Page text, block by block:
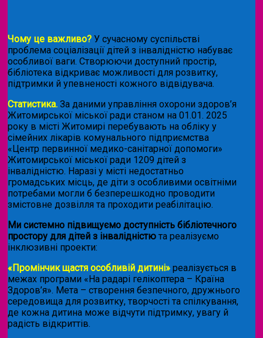
Чому це важливо? У сучасному суспільстві
проблема соціалізації дітей з інвалідністю набуває
особливої ваги. Створюючи доступний простір,
бібліотека відкриває можливості для розвитку,
підтримки й упевненості кожного відвідувача.
Статистика. За даними управління охорони здоров’я
Житомирської міської ради станом на 01.01. 2025
року в місті Житомирі перебувають на обліку у
сімейних лікарів комунального підприємства
«Центр первинної медико-санітарної допомоги»
Житомирської міської ради 1209 дітей з
інвалідністю. Наразі у місті недостатньо
громадських місць, де діти з особливими освітніми
потребами могли б безперешкодно проводити
змістовне дозвілля та проходити реабілітацію.
Ми системно підвищуємо доступність бібліотечного
простору для дітей з інвалідністю та реалізуємо
інклюзивні проекти:
«Промінчик щастя особливій дитині» реалізується в
межах програми «На радарі гелікоптера – Країна
Здоров’я». Мета – створення безпечного, дружнього
середовища для розвитку, творчості та спілкування,
де кожна дитина може відчути підтримку, увагу й
радість відкриттів.